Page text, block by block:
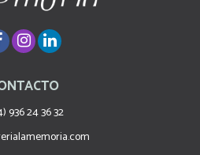
936 24 36 32